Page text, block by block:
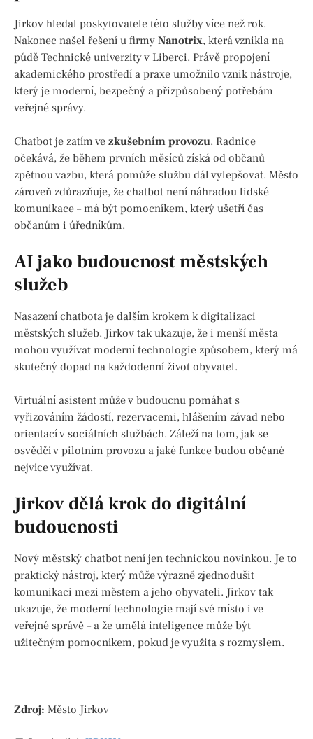
Jirkov hledal poskytovatele této služby více než rok.
Nakonec našel řešení u firmy Nanotrix, která vznikla na
půdě Technické univerzity v Liberci. Právě propojení
akademického prostředí a praxe umožnilo vznik nástroje,
který je moderní, bezpečný a přizpůsobený potřebám
veřejné správy.
Chatbot je zatím ve zkušebním provozu. Radnice
očekává, že během prvních měsíců získá od občanů
zpětnou vazbu, která pomůže službu dál vylepšovat. Město
zároveň zdůrazňuje, že chatbot není náhradou lidské
komunikace – má být pomocníkem, který ušetří čas
občanům i úředníkům.
AI jako budoucnost městských
služeb
Nasazení chatbota je dalším krokem k digitalizaci
městských služeb. Jirkov tak ukazuje, že i menší města
mohou využívat moderní technologie způsobem, který má
skutečný dopad na každodenní život obyvatel.
Virtuální asistent může v budoucnu pomáhat s
vyřizováním žádostí, rezervacemi, hlášením závad nebo
orientací v sociálních službách. Záleží na tom, jak se
osvědčí v pilotním provozu a jaké funkce budou občané
nejvíce využívat.
Jirkov dělá krok do digitální
budoucnosti
Nový městský chatbot není jen technickou novinkou. Je to
praktický nástroj, který může výrazně zjednodušit
komunikaci mezi městem a jeho obyvateli. Jirkov tak
ukazuje, že moderní technologie mají své místo i ve
veřejné správě – a že umělá inteligence může být
užitečným pomocníkem, pokud je využita s rozmyslem.
Zdroj: Město Jirkov